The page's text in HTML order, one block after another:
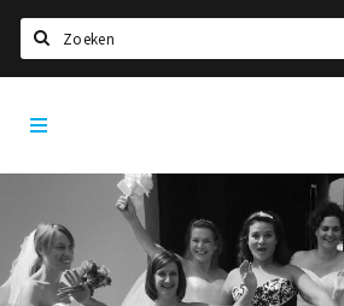
Home
Agenda
Party pics
Nieuws, interviews & blogs